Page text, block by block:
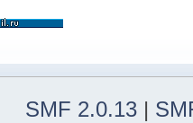
SMF 2.0.13 |